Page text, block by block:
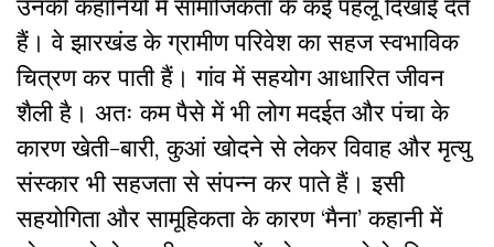
उनकी कहानियों में सामाजिकता के कई पहलू दिखाई देते
हैं। वे झारखंड के ग्रामीण परिवेश का सहज स्वभाविक
चित्रण कर पाती हैं। गांव में सहयोग आधारित जीवन
शैली है। अतः कम पैसे में भी लोग मदईत और पंचा के
कारण खेती-बारी, कुआं खोदने से लेकर विवाह और मृत्यु
संस्कार भी सहजता से संपन्न कर पाते हैं। इसी
सहयोगिता और सामूहिकता के कारण ‘मैना’ कहानी में